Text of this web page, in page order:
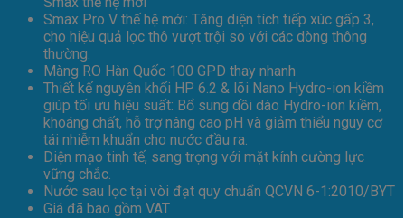
Smax Pro V thế hệ mới: Tăng diện tích tiếp xúc gấp 3,
cho hiệu quả lọc thô vượt trội so với các dòng thông
thường.
Màng RO Hàn Quốc 100 GPD thay nhanh
Thiết kế nguyên khối HP 6.2 & lõi Nano Hydro-ion kiềm
giúp tối ưu hiệu suất: Bổ sung dồi dào Hydro-ion kiềm,
khoáng chất, hỗ trợ nâng cao pH và giảm thiểu nguy cơ
tái nhiễm khuẩn cho nước đầu ra.
Diện mạo tinh tế, sang trọng với mặt kính cường lực
vững chắc.
Nước sau lọc tại vòi đạt quy chuẩn QCVN 6-1:2010/BYT
Giá đã bao gồm VAT